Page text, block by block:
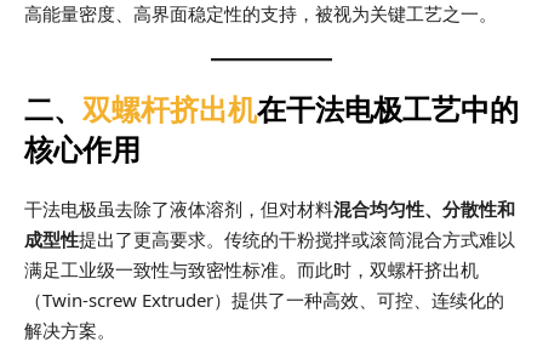
高能量密度、高界面稳定性的支持，被视为关键工艺之一。
二、 双螺杆挤出机在干法电极工艺中的
核心作用
干法电极虽去除了液体溶剂，但对材料混合均匀性、分散性和
成型性提出了更高要求。传统的干粉搅拌或滚筒混合方式难以
满足工业级一致性与致密性标准。而此时，双螺杆挤出机
（Twin-screw Extruder）提供了一种高效、可控、连续化的
解决方案。